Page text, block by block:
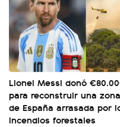
Lionel Messi donó
para reconstruir una zona
de España arrasada por
incendios forestales